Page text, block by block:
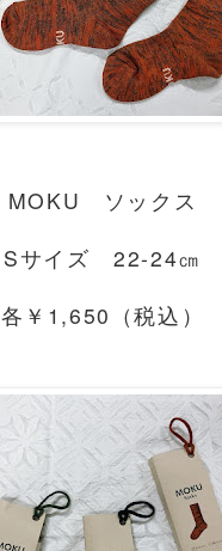
MOKU ソックス
Sサイズ 22-24㎝
各￥1,650（税込）